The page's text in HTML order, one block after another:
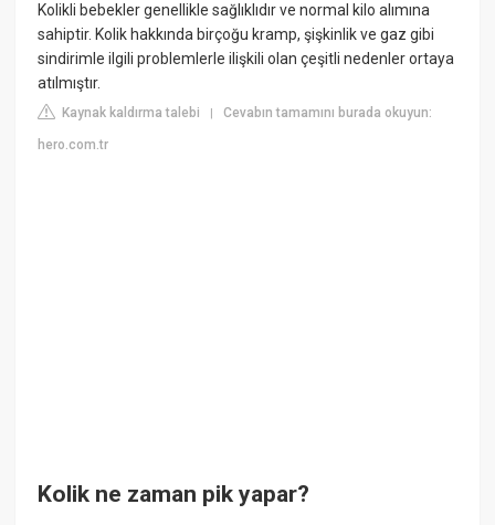
Kolikli bebekler genellikle sağlıklıdır ve normal kilo alımına
sahiptir. Kolik hakkında birçoğu kramp, şişkinlik ve gaz gibi
sindirimle ilgili problemlerle ilişkili olan çeşitli nedenler ortaya
atılmıştır.
Kaynak kaldırma talebi |Cevabın tamamını burada okuyun:
hero.com.tr
Kolik ne zaman pik yapar?